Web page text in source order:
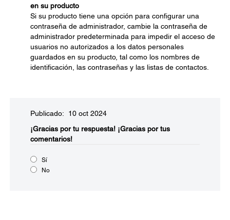
en su producto
Si su producto tiene una opción para configurar una
contraseña de administrador, cambie la contraseña de
administrador predeterminada para impedir el acceso de
usuarios no autorizados a los datos personales
guardados en su producto, tal como los nombres de
identificación, las contraseñas y las listas de contactos.
Publicado: 10 oct 2024
¡Gracias por tu respuesta! ¡Gracias por tus
comentarios!
Sí
No